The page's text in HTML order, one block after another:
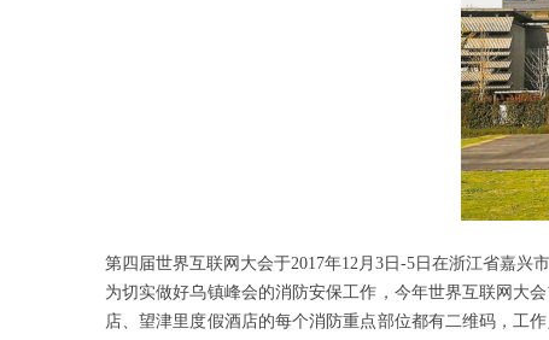
第四届世界互联网大会于2017年12月3日-5日在浙江省嘉兴市
为切实做好乌镇峰会的消防安保工作，今年世界互联网大
店、望津里度假酒店的每个消防重点部位都有二维码，工